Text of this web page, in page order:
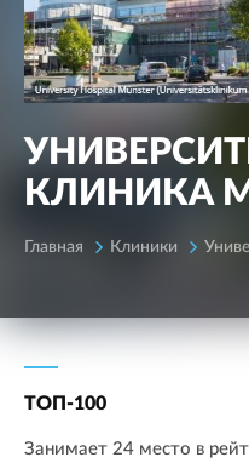
КЛИНИКА
Главная Клиники
ТОП-100
Занимает 24 место в